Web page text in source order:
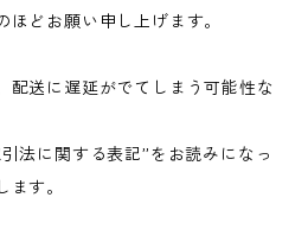
どお願い申し上げます。
配送に遅延がでてしまう可能性な
法に関する表記”をお読みになっ
す。